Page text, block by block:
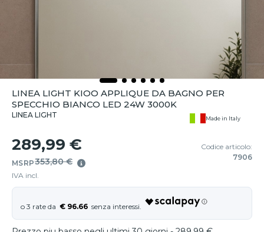
LINEA LIGHT KIOO APPLIQUE DA BAGNO PER
SPECCHIO BIANCO LED 24W 3000K
LINEA LIGHT Made in Italy
289,99 €
MSRP353,80 €
IVA incl.
Codice articolo:
7906
€ 96.66